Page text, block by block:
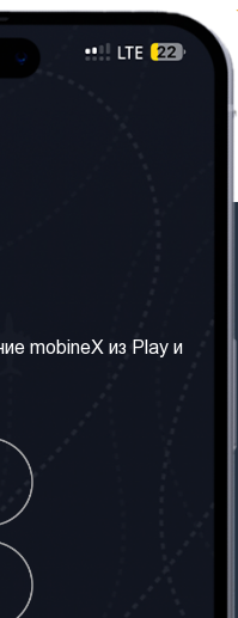
Правила и Условия
Часто задаваемые
вопросы
Социальные сети
mobineX из Play и